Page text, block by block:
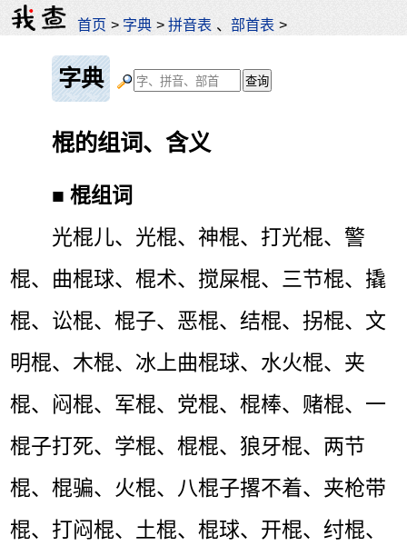
首页 > 字典 >拼音表 、部首表 >
字典
棍的组词、含义
■棍组词
光棍儿、光棍、神棍、打光棍、警
棍、曲棍球、棍术、搅屎棍、三节棍、撬
棍、讼棍、棍子、恶棍、结棍、拐棍、文
明棍、木棍、冰上曲棍球、水火棍、夹
棍、闷棍、军棍、党棍、棍棒、赌棍、一
棍子打死、学棍、棍棍、狼牙棍、两节
棍、棍骗、火棍、八棍子撂不着、夹枪带
棍、打闷棍、土棍、棍球、开棍、纣棍、